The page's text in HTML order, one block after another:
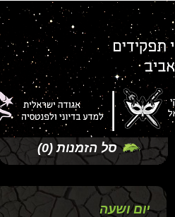
סל הזמנות (0)
יום ושעה